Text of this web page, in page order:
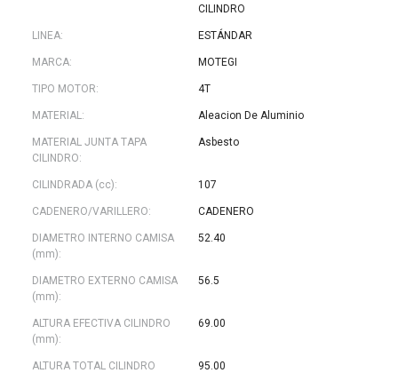
CILINDRO
LINEA: ESTÁNDAR
MARCA: MOTEGI
TIPO MOTOR: 4T
MATERIAL: Aleacion De Aluminio
MATERIAL JUNTA TAPA
CILINDRO:
Asbesto
CILINDRADA (cc): 107
CADENERO/VARILLERO: CADENERO
DIAMETRO INTERNO CAMISA
(mm):
52.40
DIAMETRO EXTERNO CAMISA
(mm):
56.5
ALTURA EFECTIVA CILINDRO
(mm):
69.00
ALTURA TOTAL CILINDRO
95.00